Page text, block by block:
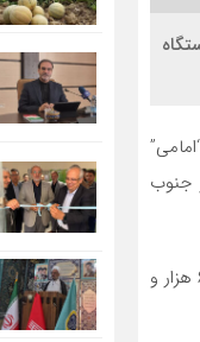
دستگاه
جنوب
سرهنگ بابا کلانی ادامه داد: ماموران پس از متوقف کردن خودرو از آن بازرسی به عمل آوردند که در نتیجه، تعداد ۶۴ هزار و